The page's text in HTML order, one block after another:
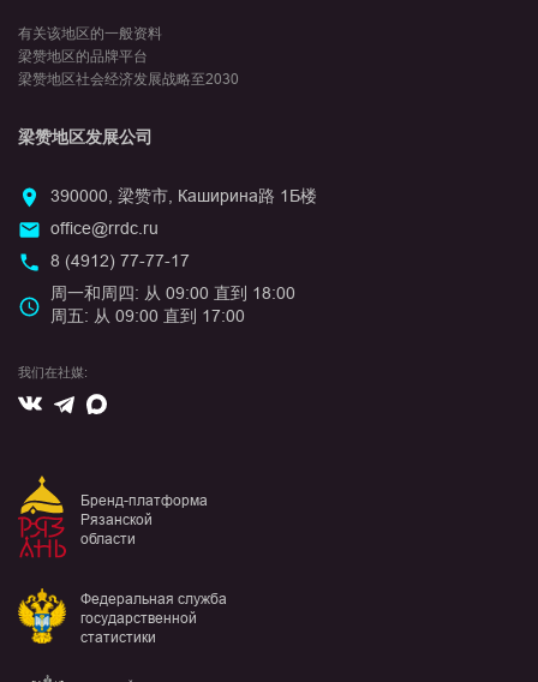
有关该地区的一般资料
梁赞地区的品牌平台
梁赞地区社会经济发展战略至2030
梁赞地区发展公司
390000, 梁赞市, Каширина路 1Б楼
office@rrdc.ru
8 (4912) 77-77-17
周一和周四: 从 09:00 直到 18:00
周五: 从 09:00 直到 17:00
我们在社媒:
Вконтакте
Telegram
Max
Бренд-платформа
Рязанской
области
Федеральная служба
государственной
статистики